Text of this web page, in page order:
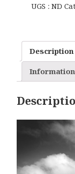
UGS : ND
Description